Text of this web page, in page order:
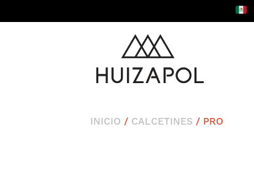
INICIO / CALCETINES / PRO